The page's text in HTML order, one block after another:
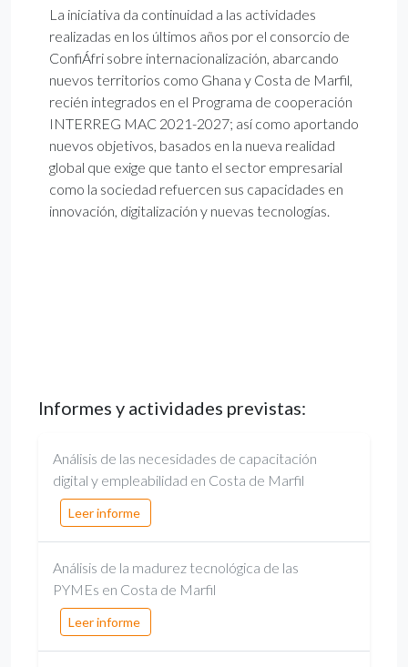
La iniciativa da continuidad a las actividades
realizadas en los últimos años por el consorcio de
ConfiÁfri sobre internacionalización, abarcando
nuevos territorios como Ghana y Costa de Marfil,
recién integrados en el Programa de cooperación
INTERREG MAC 2021-2027; así como aportando
nuevos objetivos, basados en la nueva realidad
global que exige que tanto el sector empresarial
como la sociedad refuercen sus capacidades en
innovación, digitalización y nuevas tecnologías.
Informes y actividades previstas:
Análisis de las necesidades de capacitación
digital y empleabilidad en Costa de Marfil
Leer informe
Análisis de la madurez tecnológica de las
PYMEs en Costa de Marfil
Leer informe